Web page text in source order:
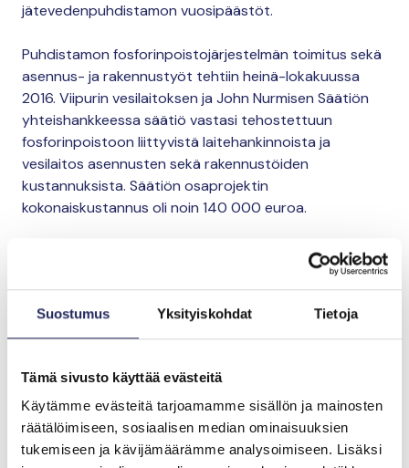
Suostumus Yksityiskohdat Tietoja
Tämä sivusto käyttää evästeitä
Käytämme evästeitä tarjoamamme sisällön ja mainosten
räätälöimiseen, sosiaalisen median ominaisuuksien
tukemiseen ja kävijämäärämme analysoimiseen. Lisäksi
jätevedenpuhdistamon vuosipäästöt.
Puhdistamon fosforinpoistojärjestelmän toimitus sekä
asennus- ja rakennustyöt tehtiin heinä-lokakuussa
2016. Viipurin vesilaitoksen ja John Nurmisen Säätiön
yhteishankkeessa säätiö vastasi tehostettuun
fosforinpoistoon liittyvistä laitehankinnoista ja
vesilaitos asennusten sekä rakennustöiden
kustannuksista. Säätiön osaprojektin
kokonaiskustannus oli noin 140 000 euroa.
Yhteisprojekti käynnistyi
vuonna 2010
Viipurin vesilaitoksen kanssa allekirjoitettiin
tehostamisesta sekä toteutussopimus puhdistamon
fosforinpoistokokeista. Koetoiminta toteutettiin
säätiön toimittamalla laitteistolla ja Suomen
ympäristöministeriön rahoituksella talvella 2010–2011.